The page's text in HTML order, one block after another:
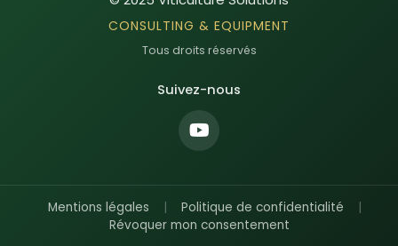
CONSULTING & EQUIPMENT
Tous droits réservés
Suivez-nous
Mentions légales | Politique de confidentialité
|
Révoquer mon consentement